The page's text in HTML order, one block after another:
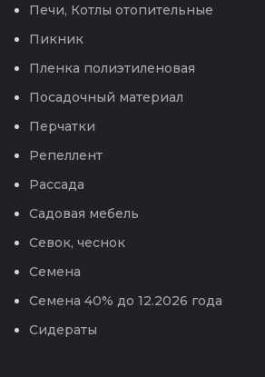
Печи, Котлы отопительные
Пикник
Пленка полиэтиленовая
Посадочный материал
Перчатки
Репеллент
Рассада
Садовая мебель
Севок, чеснок
Семена
Семена 40% до 12.2026 года
Сидераты